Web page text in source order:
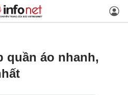
quần áo nhanh,